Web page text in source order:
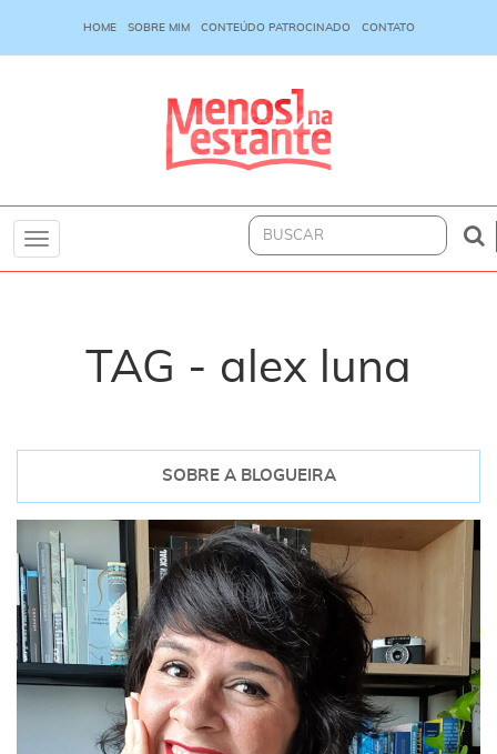
HOME SOBRE MIM CONTEÚDO PATROCINADO CONTATO
Toggle
TAG - alex luna
SOBRE A BLOGUEIRA